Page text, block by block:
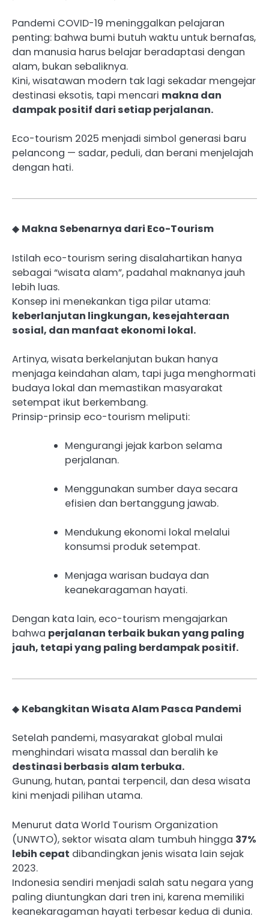
Pandemi COVID-19 meninggalkan pelajaran
penting: bahwa bumi butuh waktu untuk bernafas,
dan manusia harus belajar beradaptasi dengan
alam, bukan sebaliknya.
Kini, wisatawan modern tak lagi sekadar mengejar
destinasi eksotis, tapi mencari makna dan
dampak positif dari setiap perjalanan.
Eco-tourism 2025 menjadi simbol generasi baru
pelancong — sadar, peduli, dan berani menjelajah
dengan hati.
◆ Makna Sebenarnya dari Eco-Tourism
Istilah eco-tourism sering disalahartikan hanya
sebagai “wisata alam”, padahal maknanya jauh
lebih luas.
Konsep ini menekankan tiga pilar utama:
keberlanjutan lingkungan, kesejahteraan
sosial, dan manfaat ekonomi lokal.
Artinya, wisata berkelanjutan bukan hanya
menjaga keindahan alam, tapi juga menghormati
budaya lokal dan memastikan masyarakat
setempat ikut berkembang.
Prinsip-prinsip eco-tourism meliputi:
Mengurangi jejak karbon selama
perjalanan.
Menggunakan sumber daya secara
efisien dan bertanggung jawab.
Mendukung ekonomi lokal melalui
konsumsi produk setempat.
Menjaga warisan budaya dan
keanekaragaman hayati.
Dengan kata lain, eco-tourism mengajarkan
bahwa perjalanan terbaik bukan yang paling
jauh, tetapi yang paling berdampak positif.
◆ Kebangkitan Wisata Alam Pasca Pandemi
Setelah pandemi, masyarakat global mulai
menghindari wisata massal dan beralih ke
destinasi berbasis alam terbuka.
Gunung, hutan, pantai terpencil, dan desa wisata
kini menjadi pilihan utama.
Menurut data World Tourism Organization
(UNWTO), sektor wisata alam tumbuh hingga 37%
lebih cepat dibandingkan jenis wisata lain sejak
2023.
Indonesia sendiri menjadi salah satu negara yang
paling diuntungkan dari tren ini, karena memiliki
keanekaragaman hayati terbesar kedua di dunia.